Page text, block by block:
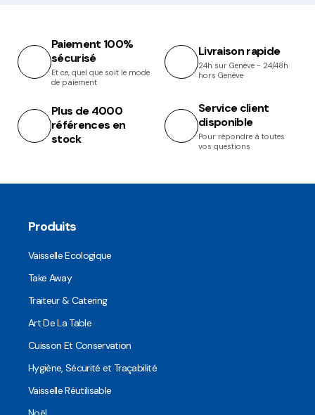
Paiement 100%
sécurisé
Et ce, quel que soit le mode
de paiement
Livraison rapide
24h sur Genève - 24/48h
hors Genève
Plus de 4000
références en
stock
Service client
disponible
Pour répondre à toutes
vos questions
Produits
Vaisselle Ecologique
Take Away
Traiteur & Catering
Art De La Table
Cuisson Et Conservation
Hygiène, Sécurité et Traçabilité
Vaisselle Réutilisable